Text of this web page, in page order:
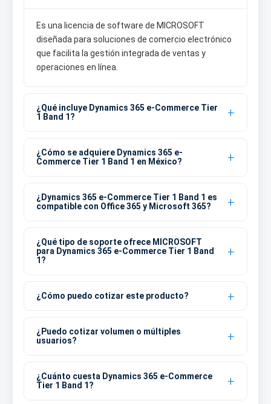
Es una licencia de software de MICROSOFT
diseñada para soluciones de comercio electrónico
que facilita la gestión integrada de ventas y
operaciones en línea.
¿Qué incluye Dynamics 365 e-Commerce Tier
1 Band 1?
¿Cómo se adquiere Dynamics 365 e-
Commerce Tier 1 Band 1 en México?
¿Dynamics 365 e-Commerce Tier 1 Band 1 es
compatible con Office 365 y Microsoft 365?
¿Qué tipo de soporte ofrece MICROSOFT
para Dynamics 365 e-Commerce Tier 1 Band
1?
¿Cómo puedo cotizar este producto?
¿Puedo cotizar volumen o múltiples
usuarios?
¿Cuánto cuesta Dynamics 365 e-Commerce
Tier 1 Band 1?